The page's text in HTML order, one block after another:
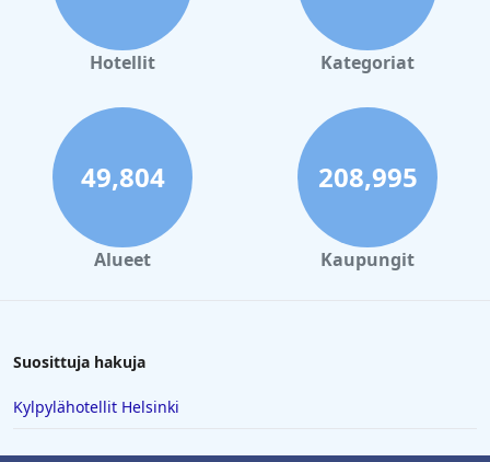
Hotellit Kategoriat
49,804
Alueet
208,995
Kaupungit
Suosittuja hakuja
Kylpylähotellit Helsinki